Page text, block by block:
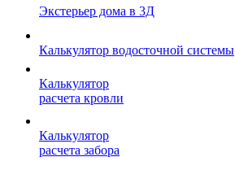
Экстерьер дома в 3Д
Калькулятор водосточной системы
Калькулятор
расчета кровли
Калькулятор
расчета забора